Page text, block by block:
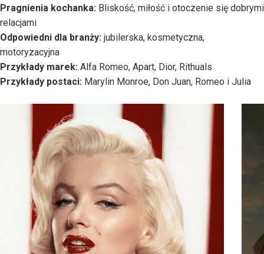
Pragnienia kochanka: Bliskość, miłość i otoczenie się dobrymi
relacjami
Odpowiedni dla branży: jubilerska, kosmetyczna,
motoryzacyjna
Przykłady marek: Alfa Romeo, Apart, Dior, Rithuals
Przykłady postaci: Marylin Monroe, Don Juan, Romeo i Julia